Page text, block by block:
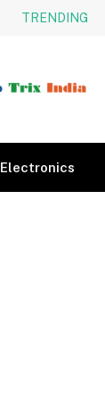
TRENDING
Electronics